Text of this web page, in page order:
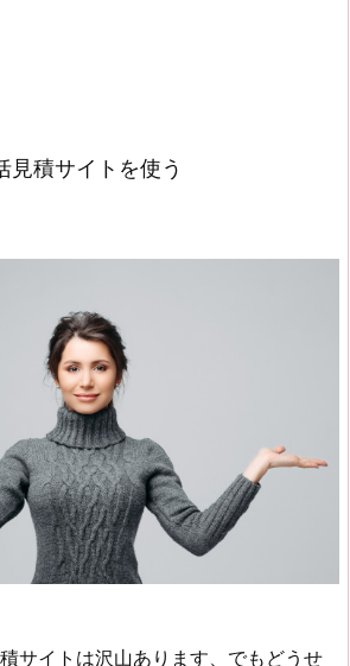
見積サイトを使う
サイトは沢山あります、でもどうせ